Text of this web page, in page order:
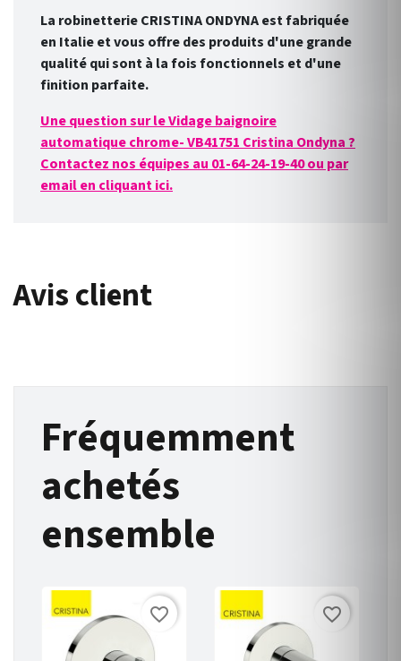
La robinetterie CRISTINA ONDYNA est fabriquée
en Italie et vous offre des produits d'une grande
qualité qui sont à la fois fonctionnels et d'une
finition parfaite.
Une question sur le Vidage baignoire
automatique chrome- VB41751 Cristina Ondyna ?
Contactez nos équipes au 01-64-24-19-40 ou par
email en cliquant ici.
Avis client
Fréquemment
achetés
ensemble
favorite_border favorite_border